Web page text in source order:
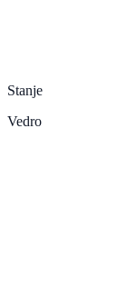
Stanje
Vedro